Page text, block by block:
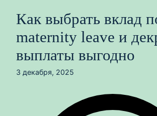
Как выбрать вклад
maternity leave и
выплаты выгодно
3 декабря, 2025